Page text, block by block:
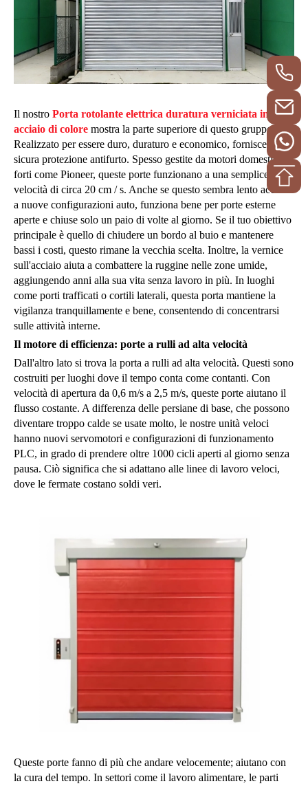
Il nostro Porta rotolante elettrica duratura verniciata in
acciaio di colore mostra la parte superiore di questo gruppo.
Realizzato per essere duro, duraturo e economico, fornisce una
sicura protezione antifurto. Spesso gestite da motori domestici
forti come Pioneer, queste porte funzionano a una semplice
velocità di circa 20 cm / s. Anche se questo sembra lento accanto
a nuove configurazioni auto, funziona bene per porte esterne
aperte e chiuse solo un paio di volte al giorno. Se il tuo obiettivo
principale è quello di chiudere un bordo al buio e mantenere
bassi i costi, questo rimane la vecchia scelta. Inoltre, la vernice
sull'acciaio aiuta a combattere la ruggine nelle zone umide,
aggiungendo anni alla sua vita senza lavoro in più. In luoghi
come porti trafficati o cortili laterali, questa porta mantiene la
vigilanza tranquillamente e bene, consentendo di concentrarsi
sulle attività interne.
Il motore di efficienza: porte a rulli ad alta velocità
Dall'altro lato si trova la porta a rulli ad alta velocità. Questi sono
costruiti per luoghi dove il tempo conta come contanti. Con
velocità di apertura da 0,6 m/s a 2,5 m/s, queste porte aiutano il
flusso costante. A differenza delle persiane di base, che possono
diventare troppo calde se usate molto, le nostre unità veloci
hanno nuovi servomotori e configurazioni di funzionamento
PLC, in grado di prendere oltre 1000 cicli aperti al giorno senza
pausa. Ciò significa che si adattano alle linee di lavoro veloci,
dove le fermate costano soldi veri.
Queste porte fanno di più che andare velocemente; aiutano con
la cura del tempo. In settori come il lavoro alimentare, le parti